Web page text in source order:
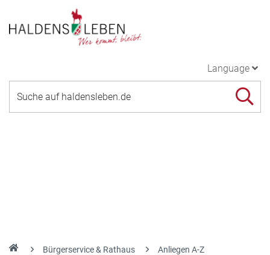
Language
Bürgerservice & Rathaus Anliegen A-Z